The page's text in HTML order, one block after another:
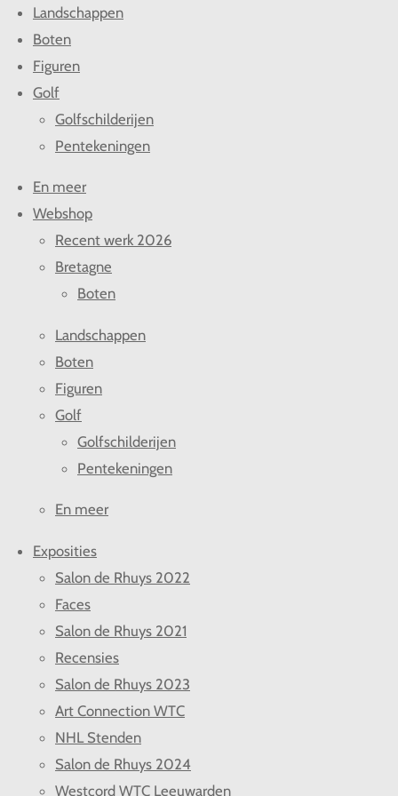
Landschappen
Boten
Figuren
Golf
Golfschilderijen
Pentekeningen
En meer
Webshop
Recent werk 2026
Bretagne
Boten
Landschappen
Boten
Figuren
Golf
Golfschilderijen
Pentekeningen
En meer
Exposities
Salon de Rhuys 2022
Faces
Salon de Rhuys 2021
Recensies
Salon de Rhuys 2023
Art Connection WTC
NHL Stenden
Salon de Rhuys 2024
Westcord WTC Leeuwarden